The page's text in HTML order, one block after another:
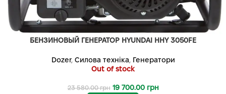
БЕНЗИНОВЫЙ ГЕНЕРАТОР HYUNDAI HHY 3050FE
Dozer, Силова техніка, Генератори
Out of stock
23 580.00грн 19 700.00 грн